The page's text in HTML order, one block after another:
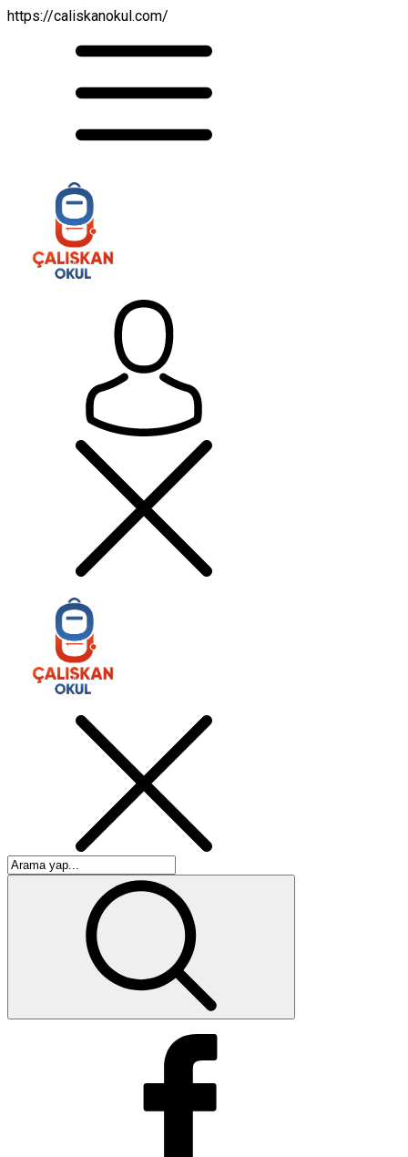
https://caliskanokul.com/